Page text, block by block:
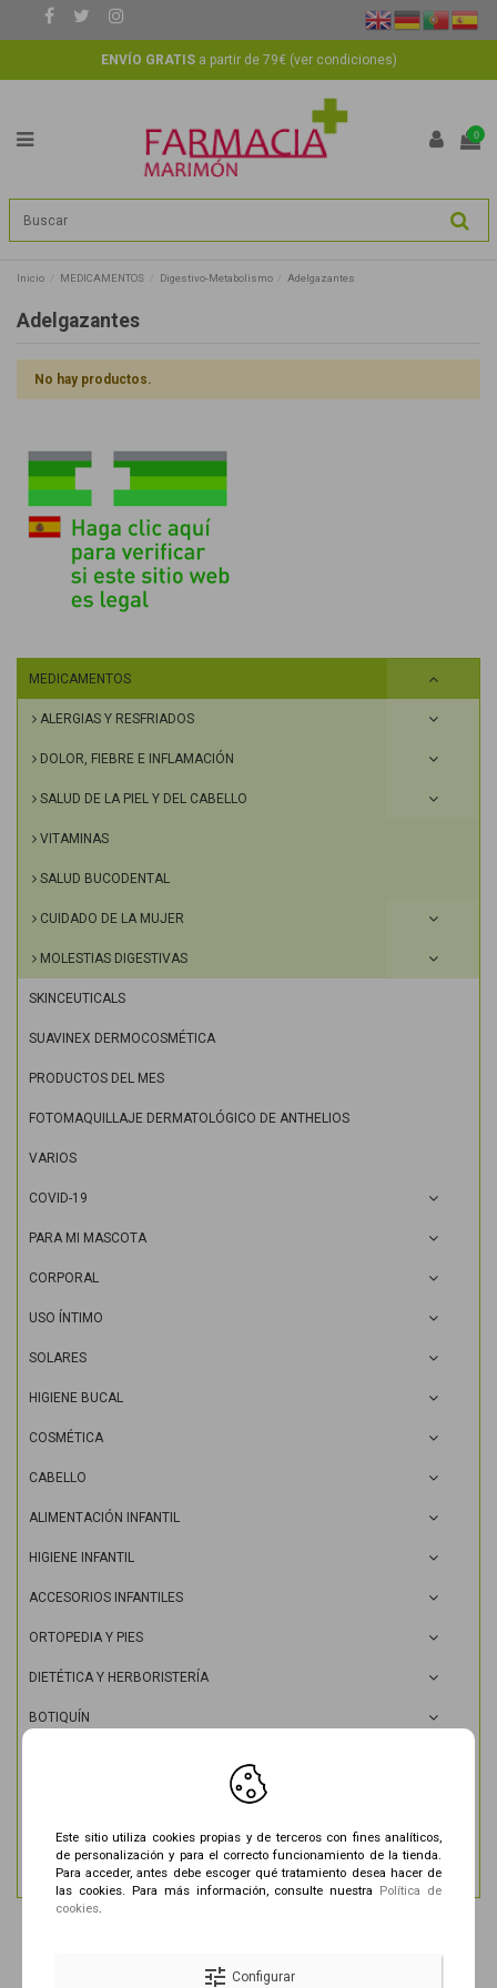
ENVÍO GRATISa partir de 79€ (ver condiciones)
0
Inicio MEDICAMENTOS Digestivo-Metabolismo Adelgazantes
Adelgazantes
No hay productos.
MEDICAMENTOS
ALERGIAS Y RESFRIADOS
DOLOR, FIEBRE E INFLAMACIÓN
SALUD DE LA PIEL Y DEL CABELLO
VITAMINAS
SALUD BUCODENTAL
CUIDADO DE LA MUJER
MOLESTIAS DIGESTIVAS
SKINCEUTICALS
SUAVINEX DERMOCOSMÉTICA
PRODUCTOS DEL MES
FOTOMAQUILLAJE DERMATOLÓGICO DE ANTHELIOS
VARIOS
COVID-19
PARA MI MASCOTA
CORPORAL
USO ÍNTIMO
SOLARES
HIGIENE BUCAL
COSMÉTICA
CABELLO
ALIMENTACIÓN INFANTIL
HIGIENE INFANTIL
ACCESORIOS INFANTILES
ORTOPEDIA Y PIES
DIETÉTICA Y HERBORISTERÍA
BOTIQUÍN
TIRAS DE GLUCEMIA Y GLUCÓMETROS
ANÁLISIS Y DIAGNÓSTICO
Este sitio utiliza cookies propias y de terceros con fines analíticos,
de personalización y para el correcto funcionamiento de la tienda.
Para acceder, antes debe escoger qué tratamiento desea hacer de
las cookies. Para más información, consulte nuestra Política de
cookies
tune Configurar